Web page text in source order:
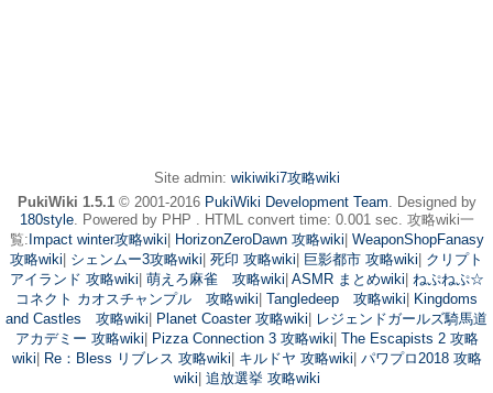
Site admin: wikiwiki7攻略wiki
PukiWiki 1.5.1© 2001-2016 PukiWiki Development Team. Designed by
180style. Powered by PHP . HTML convert time: 0.001 sec. 攻略wiki一
覧: Impact winter攻略wiki HorizonZeroDawn 攻略wiki WeaponShopFanasy
攻略wiki シェンムー3攻略wiki 死印 攻略wiki 巨影都市 攻略wiki クリプト
アイランド 攻略wiki 萌えろ麻雀 攻略wiki ASMR まとめwiki ねぷねぷ☆
コネクト カオスチャンプル 攻略wiki Tangledeep 攻略wiki
Kingdoms
and Castles 攻略wiki
Planet Coaster 攻略wiki
レジェンドガールズ騎馬道
アカデミー 攻略wiki
Pizza Connection 3 攻略wiki The Escapists 2 攻略
wiki
Re：Bless リブレス 攻略wiki キルドヤ 攻略wiki パワプロ2018 攻略
wiki 追放選挙 攻略wiki